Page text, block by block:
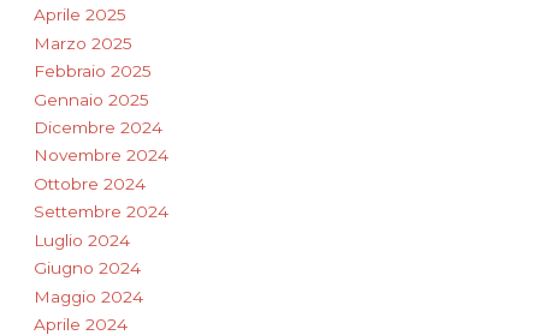
Aprile 2025
Marzo 2025
Febbraio 2025
Gennaio 2025
Dicembre 2024
Novembre 2024
Ottobre 2024
Settembre 2024
Luglio 2024
Giugno 2024
Maggio 2024
Aprile 2024